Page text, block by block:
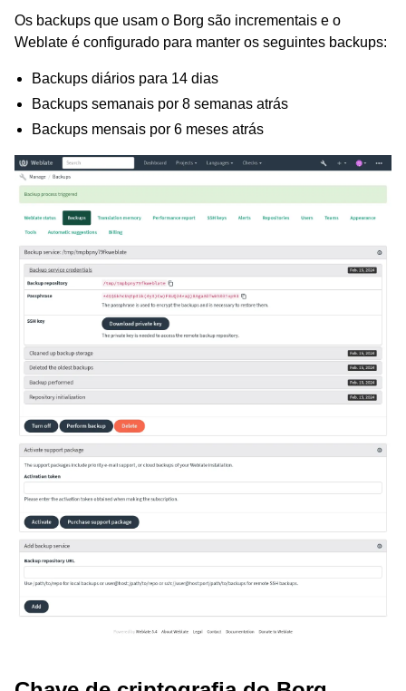
Os backups que usam o Borg são incrementais e o
Weblate é configurado para manter os seguintes backups:
Backups diários para 14 dias
Backups semanais por 8 semanas atrás
Backups mensais por 6 meses atrás